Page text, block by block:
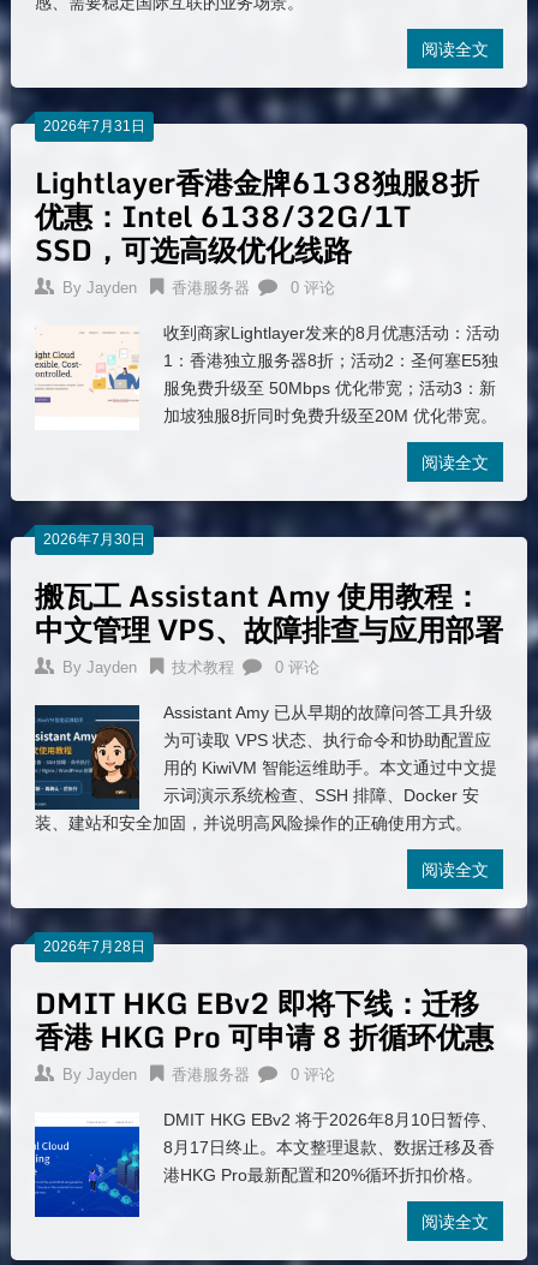
阅读全文
2026年7月31日
Lightlayer香港金牌6138独服8折
优惠：Intel 6138/32G/1T
SSD，可选高级优化线路
By Jayden 香港服务器 0 评论
收到商家Lightlayer发来的8月优惠活动：活动
1：香港独立服务器8折；活动2：圣何塞E5独
服免费升级至 50Mbps 优化带宽；活动3：新
加坡独服8折同时免费升级至20M 优化带宽。
阅读全文
2026年7月30日
搬瓦工 Assistant Amy 使用教程：
中文管理 VPS、故障排查与应用部署
By Jayden 技术教程 0 评论
Assistant Amy 已从早期的故障问答工具升级
为可读取 VPS 状态、执行命令和协助配置应
用的 KiwiVM 智能运维助手。本文通过中文提
示词演示系统检查、SSH 排障、Docker 安
装、建站和安全加固，并说明高风险操作的正确使用方式。
阅读全文
2026年7月28日
DMIT HKG EBv2 即将下线：迁移
香港 HKG Pro 可申请 8 折循环优惠
By Jayden 香港服务器 0 评论
DMIT HKG EBv2 将于2026年8月10日暂停、
8月17日终止。本文整理退款、数据迁移及香
港HKG Pro最新配置和20%循环折扣价格。
阅读全文